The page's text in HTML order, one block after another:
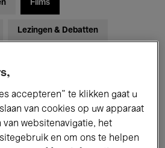
Films
Lezingen & Debatten
Kids’ Palace
accepteren” te klikken gaat u
van cookies op uw apparaat
websitenavigatie, het
en om ons te helpen